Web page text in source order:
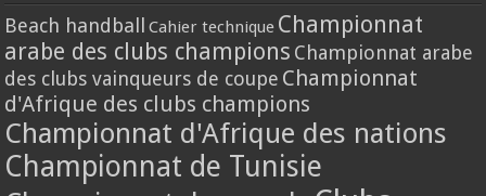
Beach handball Cahier technique Championnat
arabe des clubs champions Championnat arabe
des clubs vainqueurs de coupe Championnat
d'Afrique des clubs champions
Championnat d'Afrique des nations
Championnat de Tunisie